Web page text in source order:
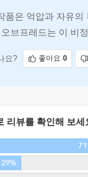
품은 억압과 자유
브프레드는 이 비
경 밖의 소녀들
리뷰를 확인해 보세